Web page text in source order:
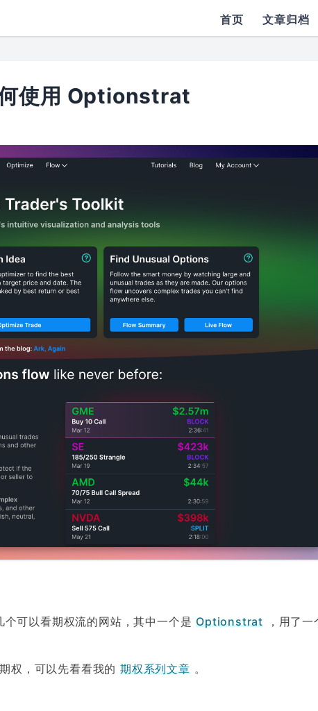
首页 文章归档
使用 Optionstrat
可以看期权流的网站，其中一个是Optionstrat ，用了一
权，可以先看看我的 期权系列文章。